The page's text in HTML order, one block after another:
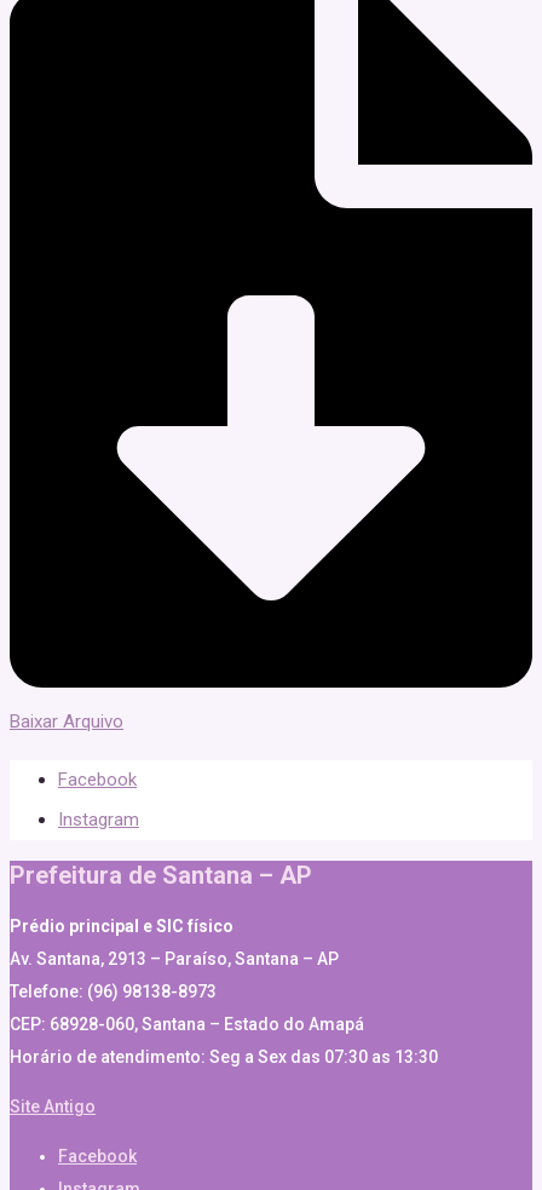
Baixar Arquivo
Facebook
Instagram
Prefeitura de Santana – AP
Prédio principal e SIC físico
Av. Santana, 2913 – Paraíso, Santana – AP
Telefone: (96) 98138-8973
CEP: 68928-060, Santana – Estado do Amapá
Horário de atendimento: Seg a Sex das 07:30 as 13:30
Site Antigo
Facebook